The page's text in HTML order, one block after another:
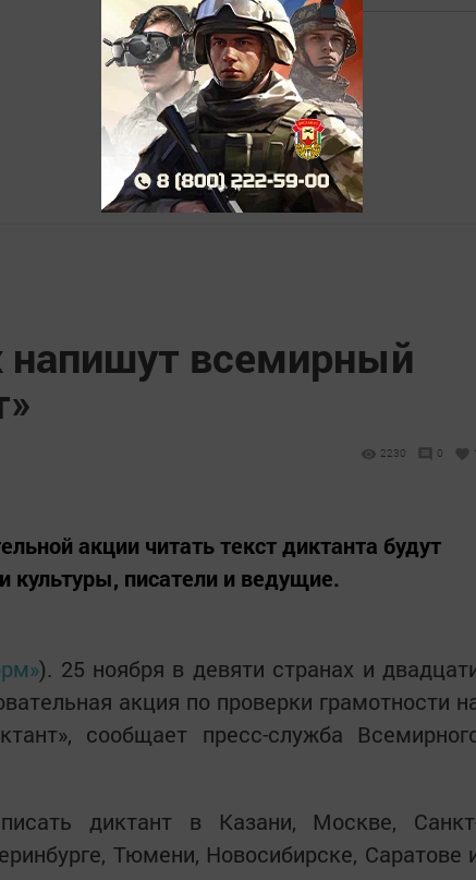
напишут всемирный
2230 0
акции читать текст диктанта будут
культуры, писатели и ведущие.
). 25 ноября в девяти странах и
акция по проверки грамотности
сообщает пресс-служба
диктант в Казани, Москве,
Тюмени, Новосибирске, Саратове